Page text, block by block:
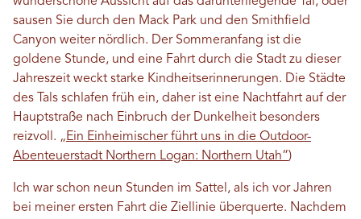
sausen Sie durch den Mack Park und den Smithfield
Canyon weiter nördlich. Der Sommeranfang ist die
goldene Stunde, und eine Fahrt durch die Stadt zu dieser
Jahreszeit weckt starke Kindheitserinnerungen. Die Städte
des Tals schlafen früh ein, daher ist eine Nachtfahrt auf der
Hauptstraße nach Einbruch der Dunkelheit besonders
reizvoll. „Ein Einheimischer führt uns in die Outdoor-
Abenteuerstadt Northern Logan: Northern Utah“)
Ich war schon neun Stunden im Sattel, als ich vor Jahren
bei meiner ersten Fahrt die Ziellinie überquerte. Nachdem